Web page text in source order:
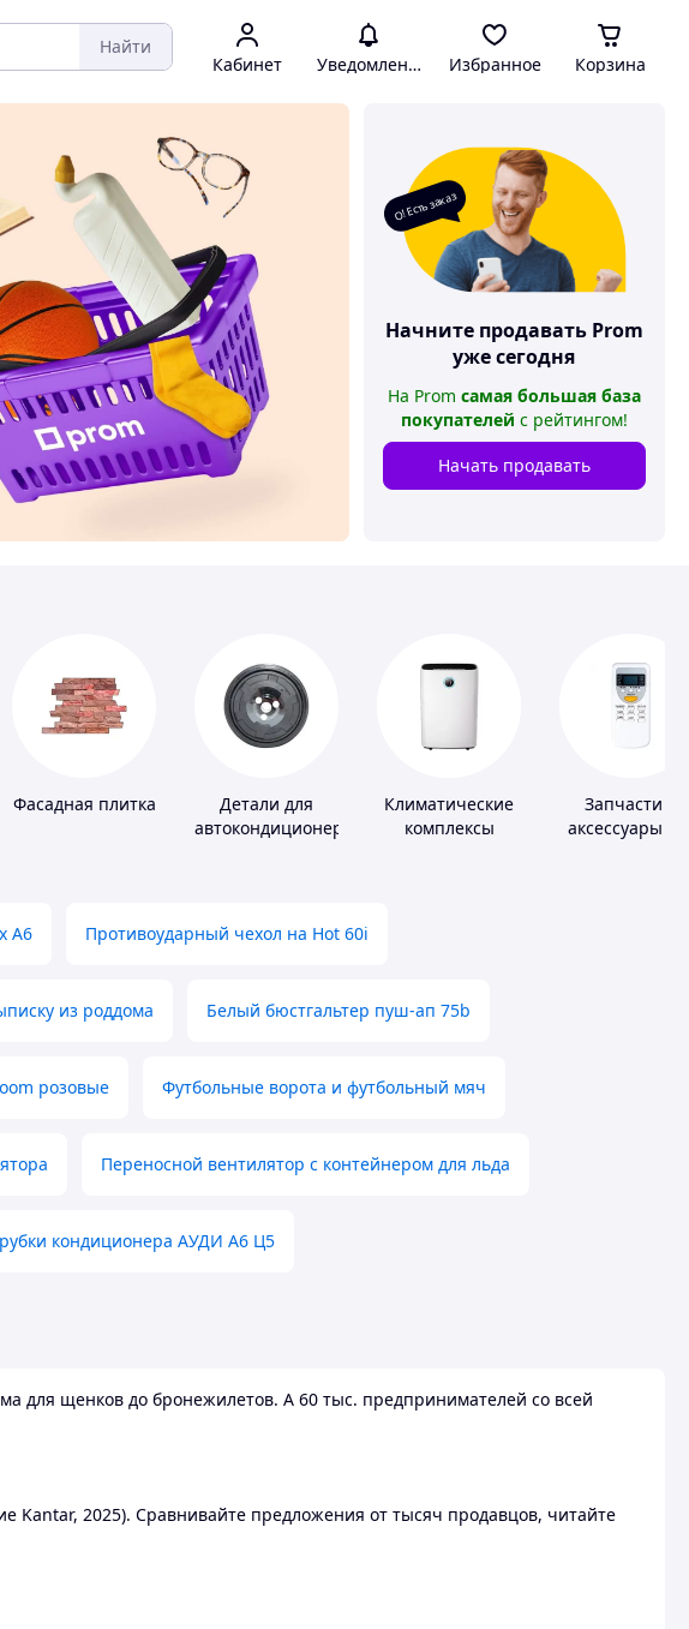
Найти
Кабинет Уведомления Избранное Корзина
О! Есть заказ
Начните продавать Prom
уже сегодня
На Prom самая большая база
покупателей с рейтингом!
Начать продавать
Фасадная плитка
Детали для
автокондиционеров
Климатические
комплексы
Запчасти и
аксессуары
А6 Противоударный чехол на Hot 60i
из роддома Белый бюстгальтер пуш-ап 75b
розовые Футбольные ворота и футбольный мяч
Переносной вентилятор с контейнером для льда
кондиционера АУДИ А6 Ц5
для щенков до бронежилетов. А 60 тыс. предпринимателей со всей
Kantar, 2025). Сравнивайте предложения от тысяч продавцов, читайте